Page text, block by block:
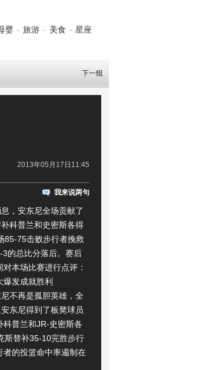
婴 - 旅游 - 美食 - 星座
下一组
2013年05月17日11:45
我来说两句
安东尼全场贡献了
科普兰和史密斯各得
85-75击败步行者挽救
的总比分落后。赛后
本场比赛进行点评：
发成就胜利
不再是孤胆英雄，全
东尼得到了板凳球员
科普兰和JR-史密斯各
斯替补35-10完胜步行
者的投篮命中率遏制在